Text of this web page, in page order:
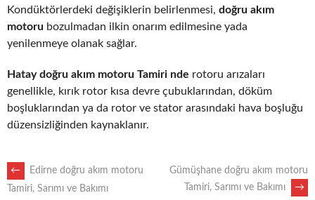
Kondüktörlerdeki değişiklerin belirlenmesi, doğru akım
motoru bozulmadan ilkin onarım edilmesine yada
yenilenmeye olanak sağlar.
Hatay doğru akım motoru Tamiri nde rotoru arızaları
genellikle, kırık rotor kısa devre çubuklarından, döküm
boşluklarından ya da rotor ve stator arasındaki hava boşluğu
düzensizliğinden kaynaklanır.
POST
←
Edirne doğru akım motoru
Tamiri, Sarımı ve Bakımı
Gümüşhane doğru akım motoru
Tamiri, Sarımı ve Bakımı
→